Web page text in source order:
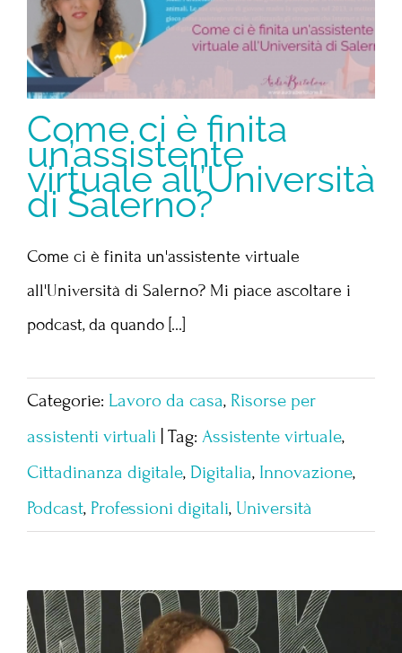
Come ci è finita
un’assistente
virtuale all’Università
di Salerno?
Come ci è finita un'assistente virtuale
all'Università di Salerno? Mi piace ascoltare i
podcast, da quando [...]
Categorie: Lavoro da casa, Risorse per
assistenti virtuali Tag: Assistente virtuale,
Cittadinanza digitale, Digitalia, Innovazione,
Podcast, Professioni digitali, Università